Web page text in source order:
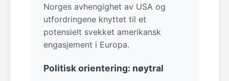
Norges avhengighet av USA og
utfordringene knyttet til et
potensielt svekket amerikansk
engasjement i Europa.
Politisk orientering: nøytral